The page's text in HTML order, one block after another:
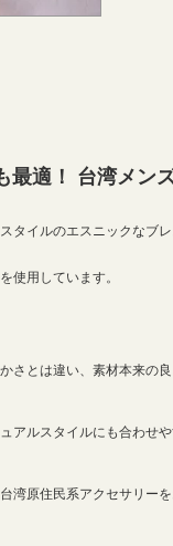
最適！ 台湾メン
タイルのエスニックなブ
使用しています。
とは違い、素材本来の
アルスタイルにも合わせや
湾原住民系アクセサリーを